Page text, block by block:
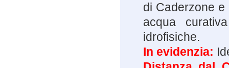
di Caderzone e
acqua
idrofisiche.
In evidenzia: